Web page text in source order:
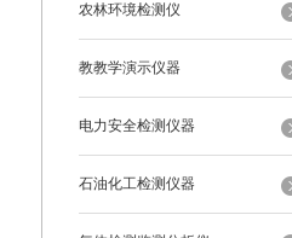
农林环境检测仪
教教学演示仪器
电力安全检测仪器
石油化工检测仪器